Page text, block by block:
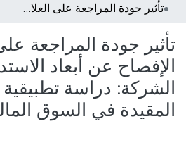
تأثير جودة المراجعة على العلاقة بين الإفصاح عن أبعاد الاستدامة وقيمة الشركة: دراسة تطبيقية على الشركات المقيدة في السوق المالية السعودية
تأثير جودة المراجعة
الإفصاح عن أبعاد
الشركة: دراسة
المقيدة في السوق